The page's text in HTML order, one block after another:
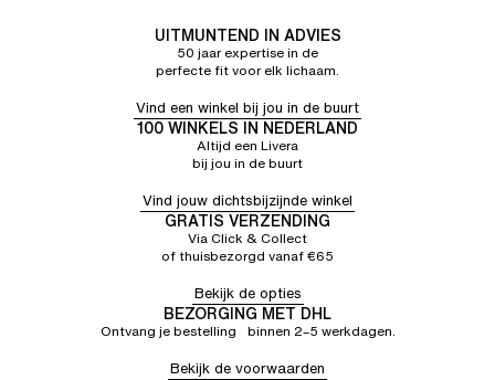
UITMUNTEND IN ADVIES
50 jaar expertise in de
perfecte fit voor elk lichaam.
Vind een winkel bij jou in de buurt
100 WINKELS IN NEDERLAND
Altijd een Livera
bij jou in de buurt
Vind jouw dichtsbijzijnde winkel
GRATIS VERZENDING
Via Click & Collect
of thuisbezorgd vanaf €65
Bekijk de opties
BEZORGING MET DHL
Ontvang je bestelling binnen 2–5 werkdagen.
Bekijk de voorwaarden